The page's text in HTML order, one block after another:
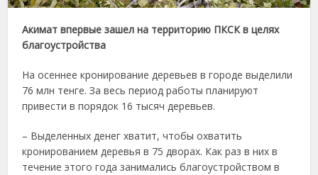
Акимат впервые зашел на территорию ПКСК в целях
благоустройства
На осеннее кронирование деревьев в городе выделили
76 млн тенге. За весь период работы планируют
привести в порядок 16 тысяч деревьев.
– Выделенных денег хватит, чтобы охватить
кронированием деревья в 75 дворах. Как раз в них в
течение этого года занимались благоустройством в